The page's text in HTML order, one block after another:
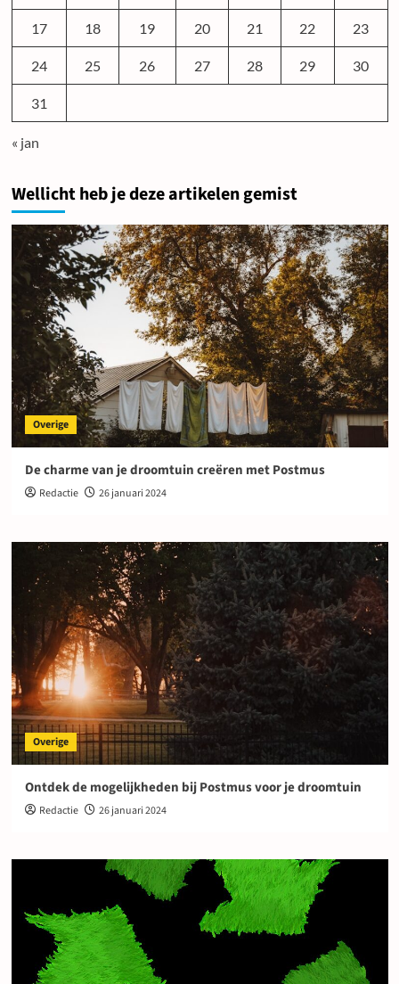
17 18 19 20 21 22 23
24 25 26 27 28 29 30
31
« jan
Wellicht heb je deze artikelen gemist
Overige
De charme van je droomtuin creëren met Postmus
Redactie 26 januari 2024
Overige
Ontdek de mogelijkheden bij Postmus voor je droomtuin
Redactie 26 januari 2024